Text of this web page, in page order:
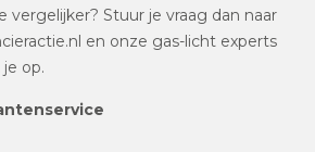
vergelijker? Stuur je vraag dan naar
en onze gas-licht experts
op.